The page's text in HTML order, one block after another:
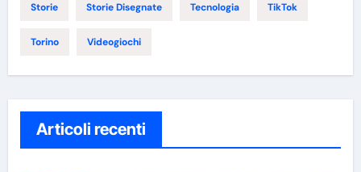
Storie Storie Disegnate Tecnologia TikTok
Torino Videogiochi
Articoli recenti